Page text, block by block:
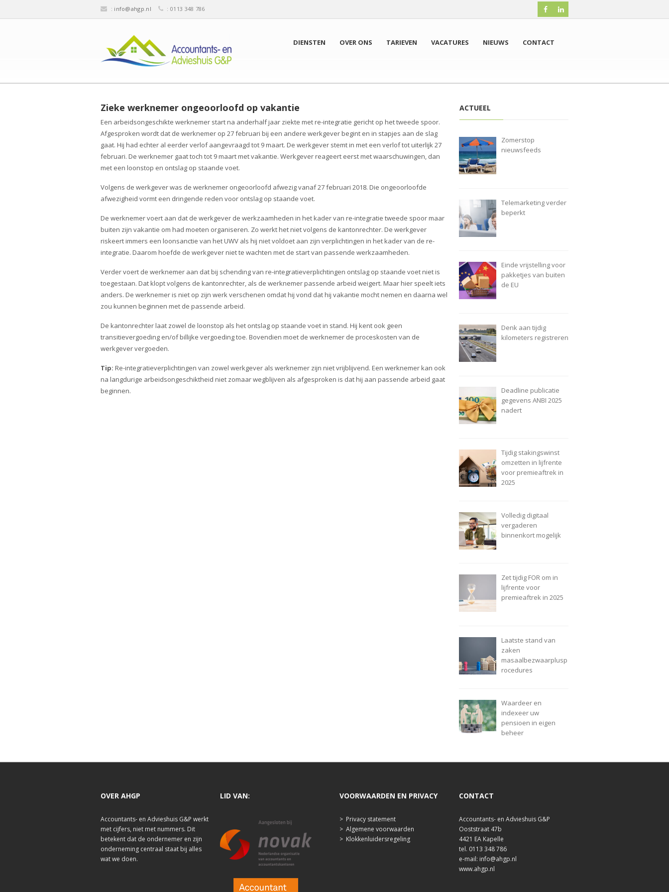
: info@ahgp.nl : 0113 348 786
DIENSTEN OVER ONS TARIEVEN VACATURES NIEUWS CONTACT
Zieke werknemer ongeoorloofd op vakantie
Een arbeidsongeschikte werknemer start na anderhalf jaar ziekte met re-integratie gericht op het tweede spoor.
Afgesproken wordt dat de werknemer op 27 februari bij een andere werkgever begint en in stapjes aan de slag
gaat. Hij had echter al eerder verlof aangevraagd tot 9 maart. De werkgever stemt in met een verlof tot uiterlijk 27
februari. De werknemer gaat toch tot 9 maart met vakantie. Werkgever reageert eerst met waarschuwingen, dan
met een loonstop en ontslag op staande voet.
Volgens de werkgever was de werknemer ongeoorloofd afwezig vanaf 27 februari 2018. Die ongeoorloofde
afwezigheid vormt een dringende reden voor ontslag op staande voet.
De werknemer voert aan dat de werkgever de werkzaamheden in het kader van re-integratie tweede spoor maar
buiten zijn vakantie om had moeten organiseren. Zo werkt het niet volgens de kantonrechter. De werkgever
riskeert immers een loonsanctie van het UWV als hij niet voldoet aan zijn verplichtingen in het kader van de re-
integratie. Daarom hoefde de werkgever niet te wachten met de start van passende werkzaamheden.
Verder voert de werknemer aan dat bij schending van re-integratieverplichtingen ontslag op staande voet niet is
toegestaan. Dat klopt volgens de kantonrechter, als de werknemer passende arbeid weigert. Maar hier speelt iets
anders. De werknemer is niet op zijn werk verschenen omdat hij vond dat hij vakantie mocht nemen en daarna wel
zou kunnen beginnen met de passende arbeid.
De kantonrechter laat zowel de loonstop als het ontslag op staande voet in stand. Hij kent ook geen
transitievergoeding en/of billijke vergoeding toe. Bovendien moet de werknemer de proceskosten van de
werkgever vergoeden.
Tip: Re-integratieverplichtingen van zowel werkgever als werknemer zijn niet vrijblijvend. Een werknemer kan ook
na langdurige arbeidsongeschiktheid niet zomaar wegblijven als afgesproken is dat hij aan passende arbeid gaat
beginnen.
ACTUEEL
Zomerstop
nieuwsfeeds
Telemarketing verder
beperkt
Einde vrijstelling voor
pakketjes van buiten
de EU
Denk aan tijdig
kilometers registreren
Deadline publicatie
gegevens ANBI 2025
nadert
Tijdig stakingswinst
omzetten in lijfrente
voor premieaftrek in
2025
Volledig digitaal
vergaderen
binnenkort mogelijk
Zet tijdig FOR om in
lijfrente voor
premieaftrek in 2025
Laatste stand van
zaken
masaalbezwaarplusp
rocedures
Waardeer en
indexeer uw
pensioen in eigen
beheer
OVER AHGP
Accountants- en Advieshuis G&P werkt
met cijfers, niet met nummers. Dit
betekent dat de ondernemer en zijn
onderneming centraal staat bij alles
wat we doen.
LID VAN: VOORWAARDEN EN PRIVACY
> Privacy statement
> Algemene voorwaarden
> Klokkenluidersregeling
CONTACT
Accountants- en Advieshuis G&P
Ooststraat 47b
4421 EA Kapelle
tel. 0113 348 786
e-mail: info@ahgp.nl
www.ahgp.nl